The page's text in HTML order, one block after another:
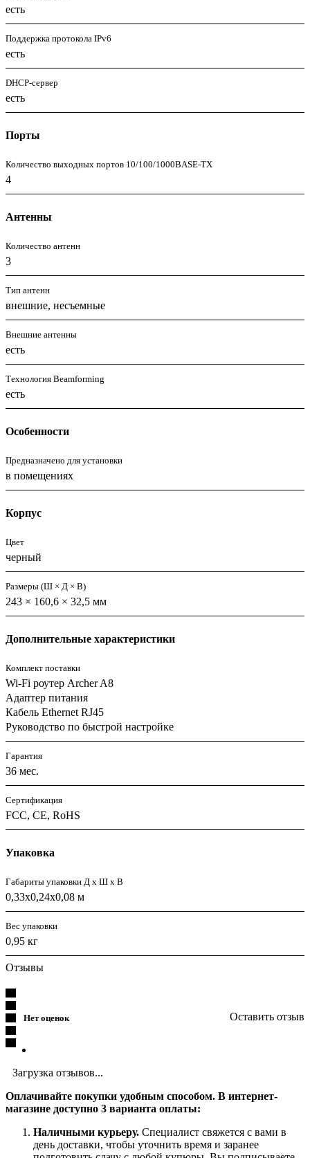
есть
Поддержка протокола IPv6
есть
DHCP-сервер
есть
Порты
Количество выходных портов 10/100/1000BASE-TX
4
Антенны
Количество антенн
3
Тип антенн
внешние, несъемные
Внешние антенны
есть
Технология Beamforming
есть
Особенности
Предназначено для установки
в помещениях
Корпус
Цвет
черный
Размеры (Ш × Д × В)
243 × 160,6 × 32,5 мм
Дополнительные характеристики
Комплект поставки
Wi-Fi роутер Archer A8
Адаптер питания
Кабель Ethernet RJ45
Руководство по быстрой настройке
Гарантия
36 мес.
Сертификация
FCC, CE, RoHS
Упаковка
Габариты упаковки Д х Ш х В
0,33x0,24x0,08 м
Вес упаковки
0,95 кг
Отзывы
Нет оценок Оставить отзыв
Загрузка отзывов...
Оплачивайте покупки удобным способом. В интернет-
магазине доступно 3 варианта оплаты:
Наличными курьеру. Специалист свяжется с вами в
день доставки, чтобы уточнить время и заранее